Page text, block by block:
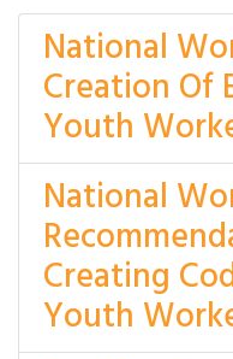
National
Creation Of
Youth
National
Creating
Youth